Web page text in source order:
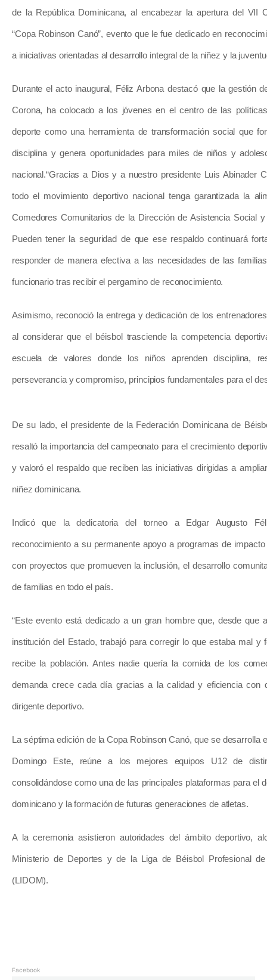
de la República Dominicana, al encabezar la apertura del VII
“Copa Robinson Canó”, evento que le fue dedicado en
a iniciativas orientadas al desarrollo integral de la niñez y la
Durante el acto inaugural, Féliz Arbona destacó que la gestión
Corona, ha colocado a los jóvenes en el centro de las
deporte como una herramienta de transformación social que
disciplina y genera oportunidades para miles de niños y
nacional.“Gracias a Dios y a nuestro presidente Luis Abinader
todo el movimiento deportivo nacional tenga garantizada la
Comedores Comunitarios de la Dirección de Asistencia Social
Pueden tener la seguridad de que ese respaldo continuará
responder de manera efectiva a las necesidades de las
funcionario tras recibir el pergamino de reconocimiento.
Asimismo, reconoció la entrega y dedicación de los
al considerar que el béisbol trasciende la competencia
escuela de valores donde los niños aprenden disciplina,
perseverancia y compromiso, principios fundamentales para el
De su lado, el presidente de la Federación Dominicana de
resaltó la importancia del campeonato para el crecimiento
y valoró el respaldo que reciben las iniciativas dirigidas a
niñez dominicana.
Indicó que la dedicatoria del torneo a Edgar Augusto
reconocimiento a su permanente apoyo a programas de
con proyectos que promueven la inclusión, el desarrollo
de familias en todo el país.
“Este evento está dedicado a un gran hombre que, desde que
institución del Estado, trabajó para corregir lo que estaba mal y
recibe la población. Antes nadie quería la comida de los
demanda crece cada día gracias a la calidad y eficiencia con
dirigente deportivo.
La séptima edición de la Copa Robinson Canó, que se desarrolla
Domingo Este, reúne a los mejores equipos U12 de
consolidándose como una de las principales plataformas para el
dominicano y la formación de futuras generaciones de atletas.
A la ceremonia asistieron autoridades del ámbito deportivo,
Ministerio de Deportes y de la Liga de Béisbol Profesional
(LIDOM).
Facebook